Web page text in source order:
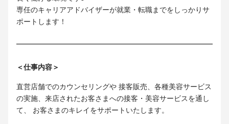
専任のキャリアアドバイザーが就業・転職までをしっかりサ
ポートします！
＜仕事内容＞
直営店舗でのカウンセリングや 接客販売、各種美容サービス
の実施、来店されたお客さまへの接客・美容サービスを通し
て、 お客さまのキレイをサポートいたします。